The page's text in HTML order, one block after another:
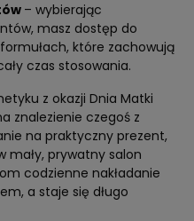
– wybierając
masz dostęp do
które zachowują
czas stosowania.
z okazji Dnia Matki
znalezienie czegoś z
na praktyczny prezent,
mały, prywatny salon
codzienne nakładanie
a staje się długo